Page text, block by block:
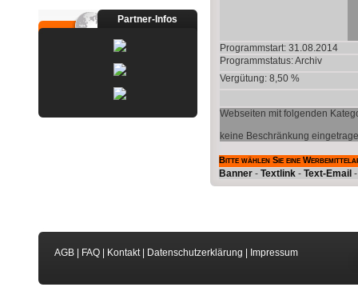
Partner-Infos
Programmstart: 31.08.2014
Programmstatus:Archiv
Vergütung: 8,50 %
Webseiten mit folgenden
keine Beschränkung
Bitte wählen Sie eine
Banner - Textlink - Text-Email
AGB FAQ Kontakt| Datenschutzerklärung Impressum